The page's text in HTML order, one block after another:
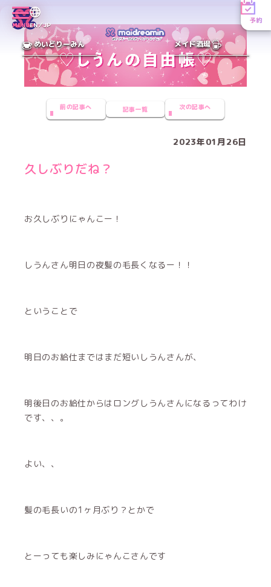
MENUEN／JP
予約
めいどりーみん メイド酒場
前の記事へ 記事一覧 次の記事へ
2023年01月26日
久しぶりだね？
お久しぶりにゃんこー！
しうんさん明日の夜髪の毛長くなるー！！
ということで
明日のお給仕まではまだ短いしうんさんが、
明後日のお給仕からはロングしうんさんになるってわけ
です、、。
よい、、
髪の毛長いの1ヶ月ぶり？とかで
とーっても楽しみにゃんこさんです